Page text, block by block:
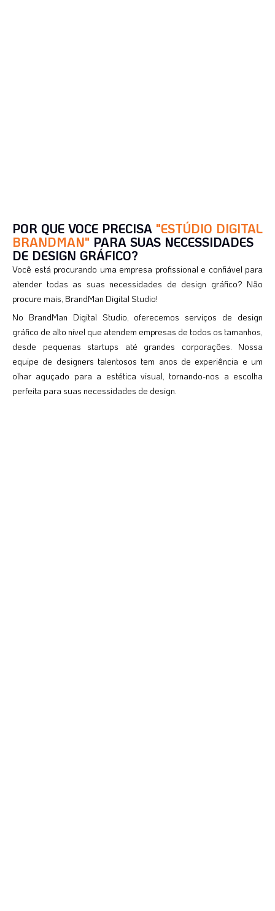
POR QUE VOCE PRECISA "ESTÚDIO DIGITAL
BRANDMAN" PARA SUAS NECESSIDADES
DE DESIGN GRÁFICO?
Você está procurando uma empresa profissional e confiável para
atender todas as suas necessidades de design gráfico? Não
procure mais, BrandMan Digital Studio!
No BrandMan Digital Studio, oferecemos serviços de design
gráfico de alto nível que atendem empresas de todos os tamanhos,
desde pequenas startups até grandes corporações. Nossa
equipe de designers talentosos tem anos de experiência e um
olhar aguçado para a estética visual, tornando-nos a escolha
perfeita para suas necessidades de design.